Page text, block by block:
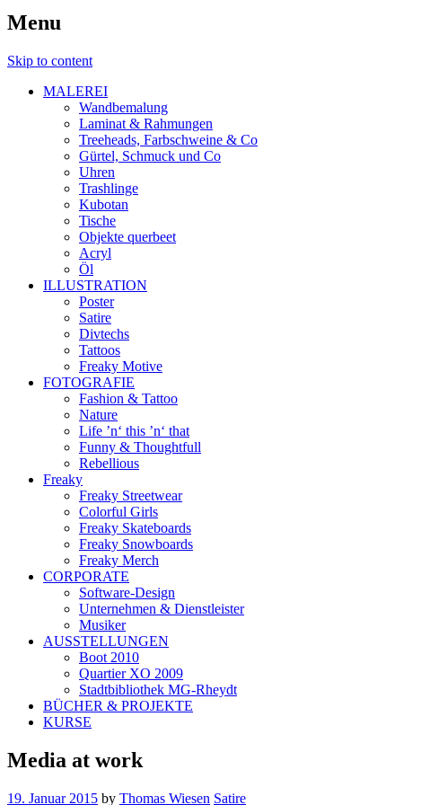
Menu
Skip to content
MALEREI
Wandbemalung
Laminat & Rahmungen
Treeheads, Farbschweine & Co
Gürtel, Schmuck und Co
Uhren
Trashlinge
Kubotan
Tische
Objekte querbeet
Acryl
Öl
ILLUSTRATION
Poster
Satire
Divtechs
Tattoos
Freaky Motive
FOTOGRAFIE
Fashion & Tattoo
Nature
Life ’n‘ this ’n‘ that
Funny & Thoughtfull
Rebellious
Freaky
Freaky Streetwear
Colorful Girls
Freaky Skateboards
Freaky Snowboards
Freaky Merch
CORPORATE
Software-Design
Unternehmen & Dienstleister
Musiker
AUSSTELLUNGEN
Boot 2010
Quartier XO 2009
Stadtbibliothek MG-Rheydt
BÜCHER & PROJEKTE
KURSE
Media at work
19. Januar 2015 by Thomas Wiesen Satire